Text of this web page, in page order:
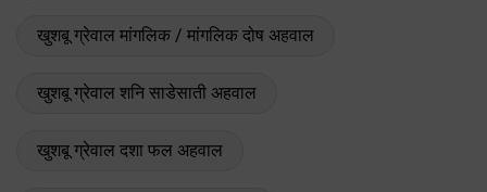
खुशबू ग्रेवाल मांगलिक / मांगलिक दोष अहवाल
खुशबू ग्रेवाल शनि साडेसाती अहवाल
खुशबू ग्रेवाल दशा फल अहवाल